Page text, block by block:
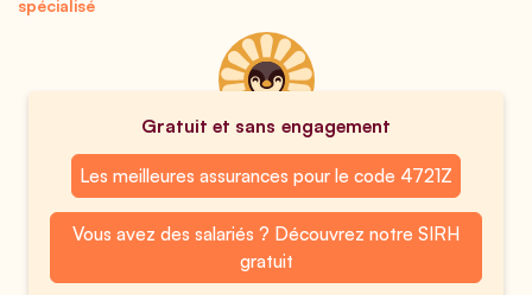
spécialisé
Gratuit et sans engagement
Les meilleures assurances pour le code 4721Z
Vous avez des salariés ? Découvrez notre SIRH
gratuit